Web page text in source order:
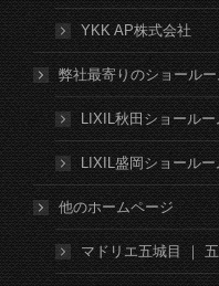
YKK AP株式会社
弊社最寄りのショールー
LIXIL秋田ショールー
LIXIL盛岡ショールー
他のホームページ
マドリエ五城目 ｜